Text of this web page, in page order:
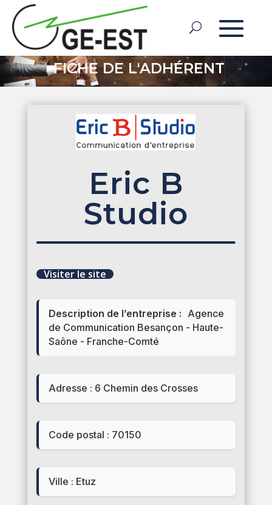
FICHE DE L'ADHÉRENT
Eric B
Studio
Visiter le site
Description de l’entreprise : Agence
de Communication Besançon - Haute-
Saône - Franche-Comté
Adresse : 6 Chemin des Crosses
Code postal : 70150
Ville : Etuz